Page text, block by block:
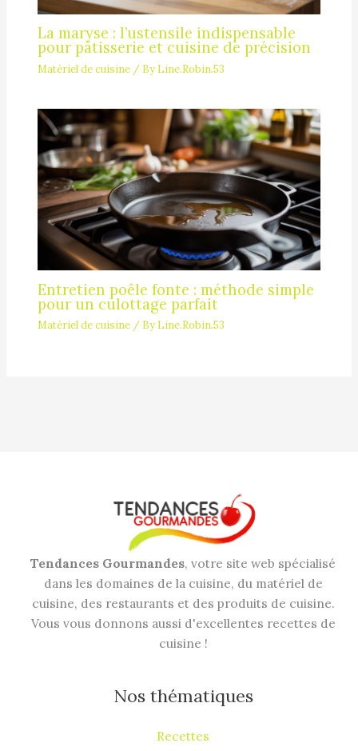
La maryse : l’ustensile indispensable
pour pâtisserie et cuisine de précision
Matériel de cuisine / By Line.Robin.53
Entretien poêle fonte : méthode simple
pour un culottage parfait
Matériel de cuisine / By Line.Robin.53
Tendances Gourmandes, votre site web spécialisé
dans les domaines de la cuisine, du matériel de
cuisine, des restaurants et des produits de cuisine.
Vous vous donnons aussi d'excellentes recettes de
cuisine !
Nos thématiques
Recettes